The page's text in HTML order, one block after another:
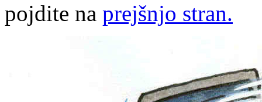
pojdite na prejšnjo stran.